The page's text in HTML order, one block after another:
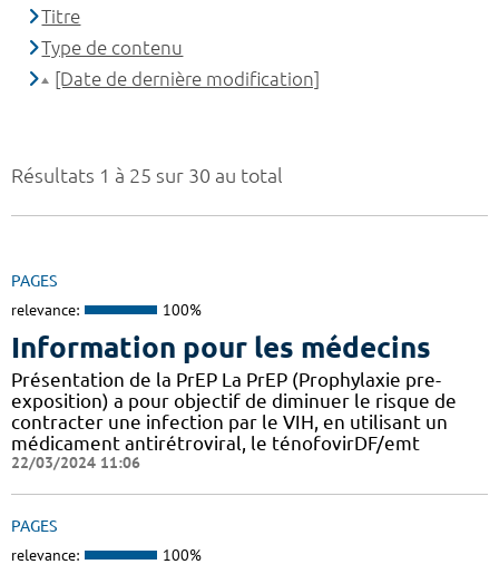
Résultats 1 à 25 sur 30 au total
PAGES
relevance: 100%
Information pour les médecins
Présentation de la PrEP La PrEP (Prophylaxie pre-
exposition) a pour objectif de diminuer le risque de
contracter une infection par le VIH, en utilisant un
médicament antirétroviral, le ténofovirDF/emt
22/03/2024 11:06
PAGES
relevance: 100%
Titre
Type de contenu
[Date de dernière modification]